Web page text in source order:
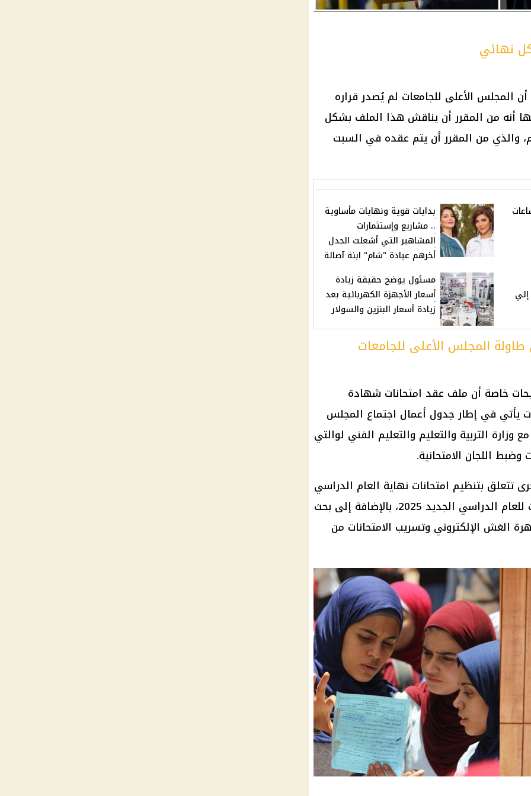
نهائي
المجلس الأعلى للجامعات لم يُصدر قراره
أنه من المقرر أن يناقش هذا الملف بشكل
والذي من المقرر أن يتم عقده في السبت
بدايات قوية ونهايات مأساوية
.. مشاريع وإستثمارات
المشاهير التي أشعلت الجدل
أخرهم عيادة "شام" ابنة آصالة
إلي
مسئول يوضح حقيقة زيادة
أسعار الأجهزة الكهربائية بعد
زيادة أسعار البنزين والسولار
المجلس الأعلى للجامعات
خاصة أن ملف عقد امتحانات شهادة
داخل الجامعات يأتي في إطار جدول أعمال اجتماع المجلس
التربية والتعليم والتعليم الفني لوالتي
اللجان الامتحانية.
تتعلق بتنظيم امتحانات نهاية العام الدراسي
الجامعي، وضوابط تنسيق الجامعات للعام الدراسي الجديد 2025، بالإضافة إلى بحث
الغش الإلكتروني وتسريب الامتحانات من